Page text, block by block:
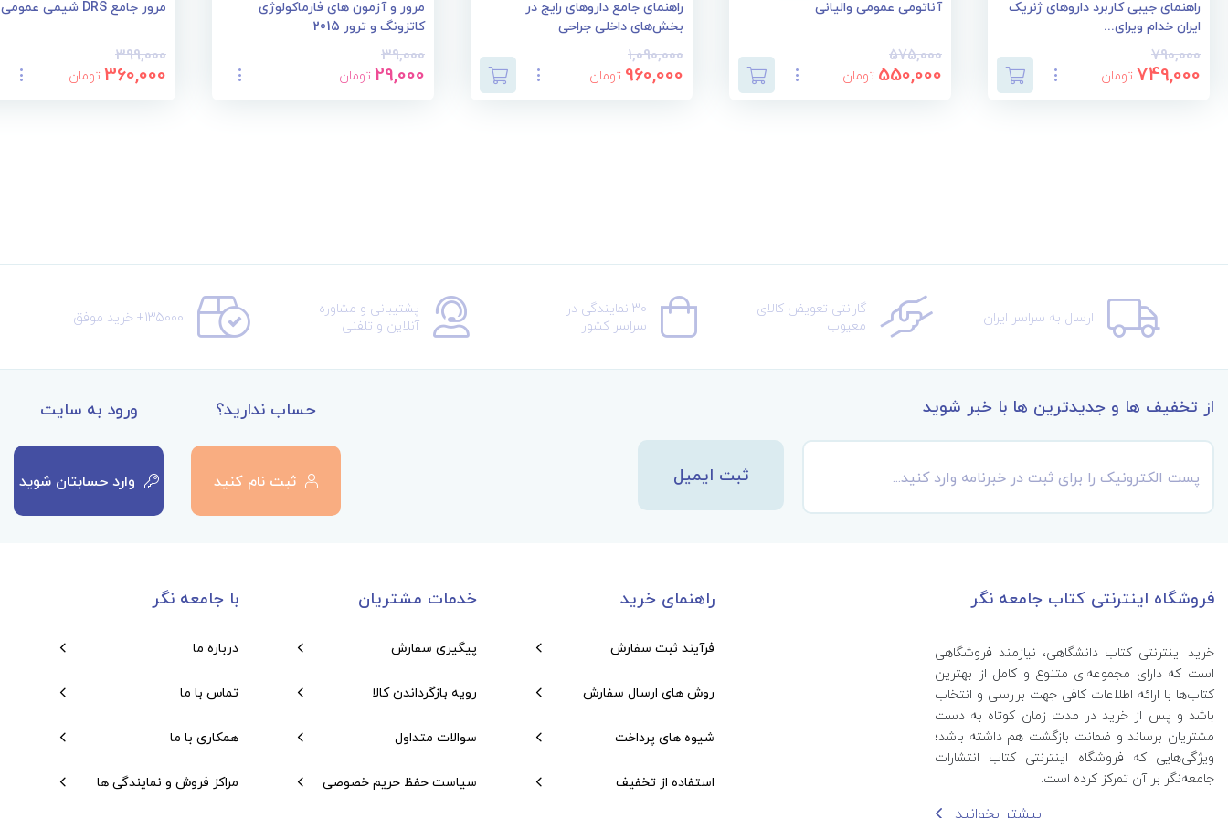
راهنمای جیبی کاربرد داروهای ژنریک
ایران خدام ویرای...
790,000
749,000 تومان
آناتومی عمومی والیانی
575,000
550,000 تومان
راهنمای جامع داروهای رایج در
بخش‌های داخلی جراحی
1,090,000
960,000 تومان
مرور و آزمون های فارماکولوژی
کاتزونگ و ترور 2015
39,000
29,000 تومان
مرور جامع DRS شیمی عمومی
399,000
360,000 تومان
ارسال به سراسر ایران گارانتی تعویض کالای
معیوب
30 نمایندگی در
سراسر کشور
پشتیبانی و مشاوره
آنلاین و تلفنی 135000+ خرید موفق
از تخفیف ها و جدیدترین ها با خبر شوید
ثبت ایمیل
ورود به سایت
وارد حسابتان شوید
حساب ندارید؟
ثبت نام کنید
فروشگاه اینترنتی کتاب جامعه نگر
خرید اینترنتی کتاب‌ دانشگاهی، نیازمند فروشگاهی
است که دارای مجموعه‌ای متنوع و کامل از بهترین
کتاب‌ها با ارائه اطلاعات کافی جهت بررسی و انتخاب
باشد و پس از خرید در مدت زمان کوتاه به دست
مشتریان برساند و ضمانت بازگشت هم داشته باشد؛
ویژگی‌هایی که فروشگاه اینترنتی کتاب انتشارات
جامعه‌نگر بر آن تمرکز کرده است.
راهنمای خرید
فرآیند ثبت سفارش
روش های ارسال سفارش
شیوه های پرداخت
استفاده از تخفیف
خدمات مشتریان
پیگیری سفارش
رویه بازگرداندن کالا
سوالات متداول
سیاست حفظ حریم خصوصی
با جامعه نگر
درباره ما
تماس با ما
همکاری با ما
مراکز فروش و نمایندگی ها